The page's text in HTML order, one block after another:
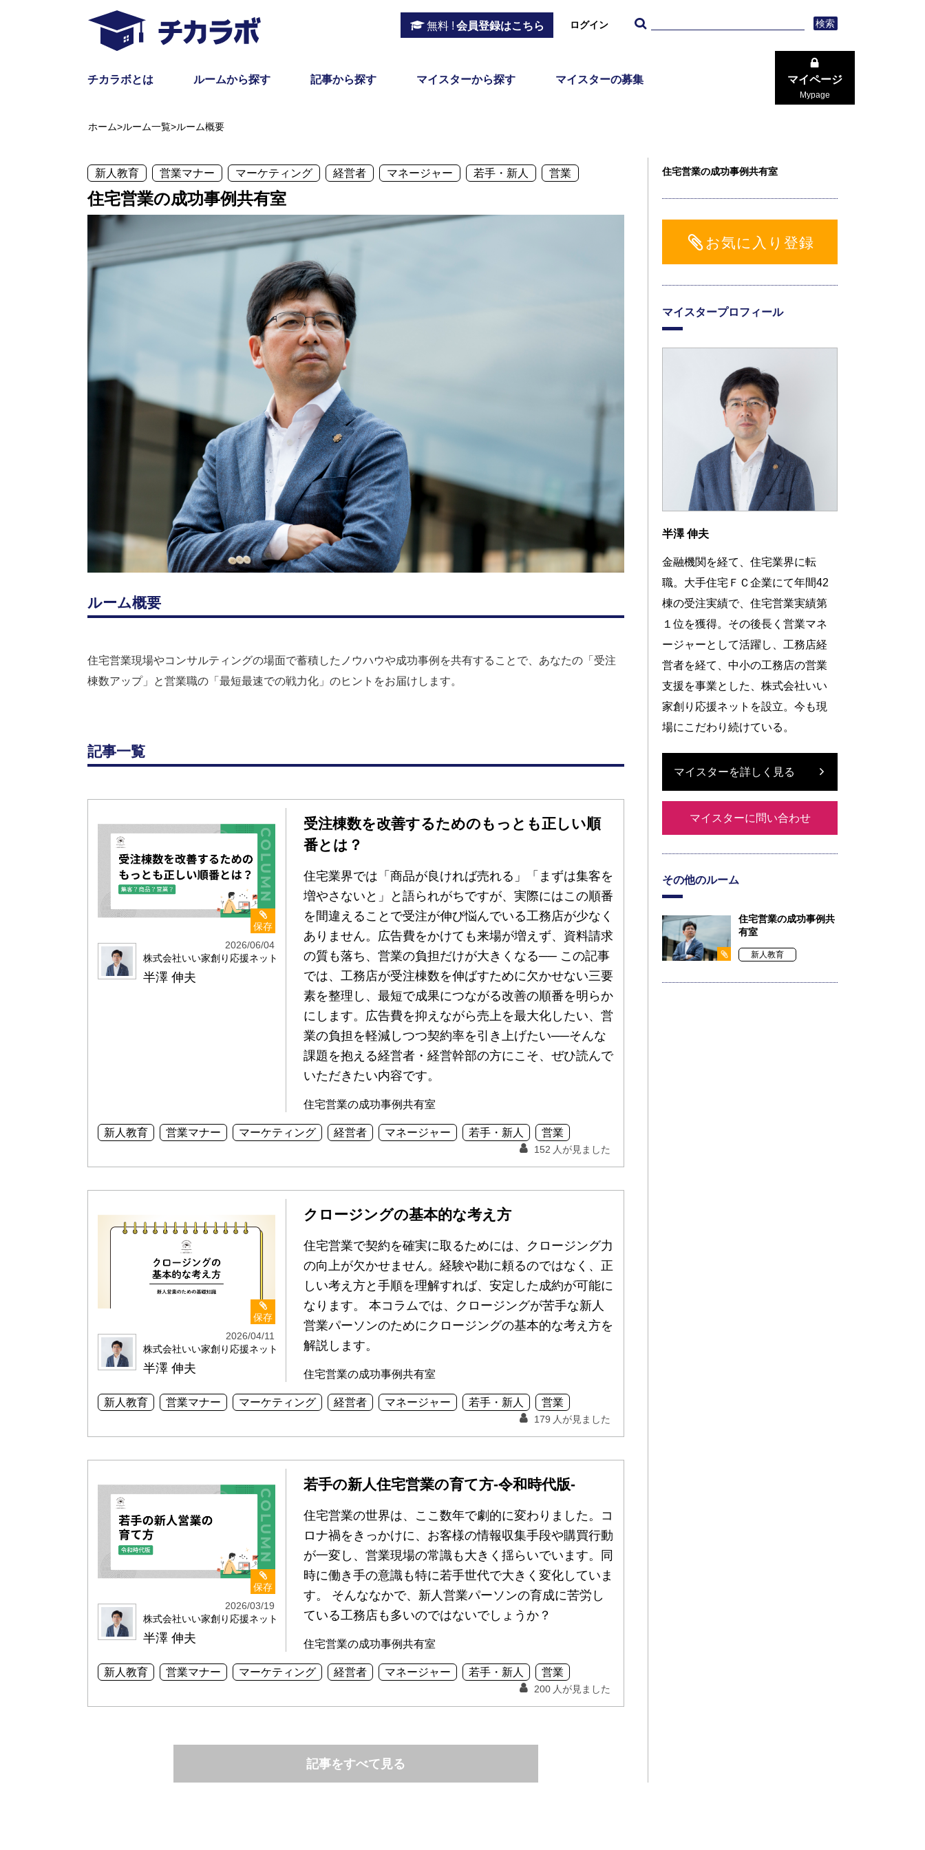
無料 ! 会員登録はこちら ログイン 検索
チカラボとは ルームから探す 記事から探す マイスターから探す マイスターの募集 マイページ
Mypage
ホーム>ルーム一覧>ルーム概要
新人教育 営業マナー マーケティング 経営者 マネージャー 若手・新人 営業
住宅営業の成功事例共有室
ルーム概要
住宅営業現場やコンサルティングの場面で蓄積したノウハウや成功事例を共有することで、あなたの「受注
棟数アップ」と営業職の「最短最速での戦力化」のヒントをお届けします。
記事一覧
保存
2026/06/04
株式会社いい家創り応援ネット
半澤 伸夫
受注棟数を改善するためのもっとも正しい順
番とは？
住宅業界では「商品が良ければ売れる」「まずは集客を
増やさないと」と語られがちですが、実際にはこの順番
を間違えることで受注が伸び悩んでいる工務店が少なく
ありません。広告費をかけても来場が増えず、資料請求
の質も落ち、営業の負担だけが大きくなる── この記事
では、工務店が受注棟数を伸ばすために欠かせない三要
素を整理し、最短で成果につながる改善の順番を明らか
にします。広告費を抑えながら売上を最大化したい、営
業の負担を軽減しつつ契約率を引き上げたい──そんな
課題を抱える経営者・経営幹部の方にこそ、ぜひ読んで
いただきたい内容です。
住宅営業の成功事例共有室
新人教育 営業マナー マーケティング 経営者 マネージャー 若手・新人 営業
152 人が見ました
保存
2026/04/11
株式会社いい家創り応援ネット
半澤 伸夫
クロージングの基本的な考え方
住宅営業で契約を確実に取るためには、クロージング力
の向上が欠かせません。経験や勘に頼るのではなく、正
しい考え方と手順を理解すれば、安定した成約が可能に
なります。 本コラムでは、クロージングが苦手な新人
営業パーソンのためにクロージングの基本的な考え方を
解説します。
住宅営業の成功事例共有室
新人教育 営業マナー マーケティング 経営者 マネージャー 若手・新人 営業
179 人が見ました
保存
2026/03/19
株式会社いい家創り応援ネット
半澤 伸夫
若手の新人住宅営業の育て方-令和時代版-
住宅営業の世界は、ここ数年で劇的に変わりました。コ
ロナ禍をきっかけに、お客様の情報収集手段や購買行動
が一変し、営業現場の常識も大きく揺らいでいます。同
時に働き手の意識も特に若手世代で大きく変化していま
す。 そんななかで、新人営業パーソンの育成に苦労し
ている工務店も多いのではないでしょうか？
住宅営業の成功事例共有室
新人教育 営業マナー マーケティング 経営者 マネージャー 若手・新人 営業
200 人が見ました
記事をすべて見る
住宅営業の成功事例共有室
お気に入り登録
マイスタープロフィール
半澤 伸夫
金融機関を経て、住宅業界に転
職。大手住宅ＦＣ企業にて年間42
棟の受注実績で、住宅営業実績第
１位を獲得。その後長く営業マネ
ージャーとして活躍し、工務店経
営者を経て、中小の工務店の営業
支援を事業とした、株式会社いい
家創り応援ネットを設立。今も現
場にこだわり続けている。
マイスターを詳しく見る
マイスターに問い合わせ
その他のルーム
住宅営業の成功事例共
有室
新人教育